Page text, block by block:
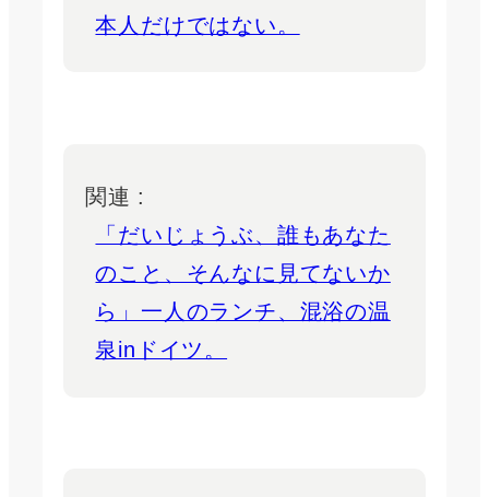
本人だけではない。
関連 :
「だいじょうぶ、誰もあなた
のこと、そんなに見てないか
ら」一人のランチ、混浴の温
泉inドイツ。